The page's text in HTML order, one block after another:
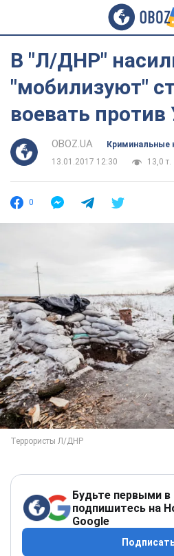
В "Л/ДНР"
"мобилизуют"
воевать
OBOZ.UA
Криминальные
13.01.2017 12:30
13,0 т.
0
Будьте первыми в
подпишитесь на
Google